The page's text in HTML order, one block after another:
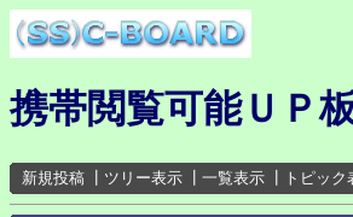
携帯閲覧可能ＵＰ
新規投稿 ツリー表示 一覧表示 トピック